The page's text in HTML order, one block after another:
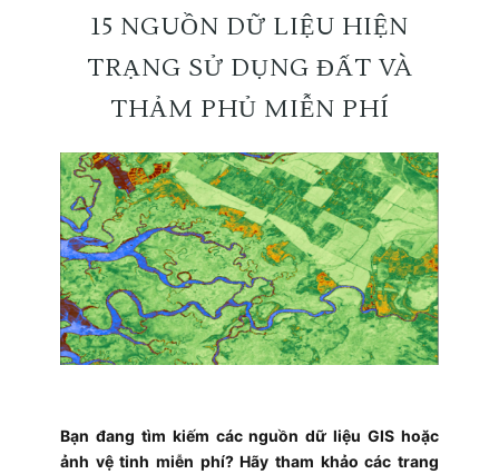
15 NGUỒN DỮ LIỆU HIỆN
TRẠNG SỬ DỤNG ĐẤT VÀ
THẢM PHỦ MIỄN PHÍ
Bạn đang tìm kiếm các nguồn dữ liệu GIS hoặc
ảnh vệ tinh miễn phí? Hãy tham khảo các trang